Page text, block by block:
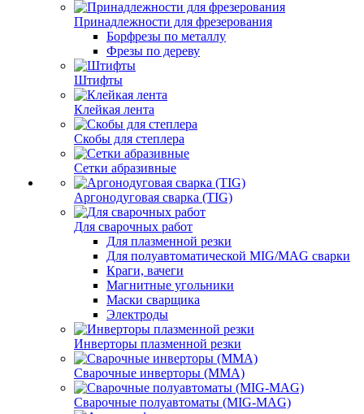
Принадлежности для фрезерования
Борфрезы по металлу
Фрезы по дереву
Штифты
Клейкая лента
Скобы для степлера
Сетки абразивные
Аргонодуговая сварка (TIG)
Для сварочных работ
Для плазменной резки
Для полуавтоматической MIG/MAG сварки
Краги, вачеги
Магнитные угольники
Маски сварщика
Электроды
Инверторы плазменной резки
Сварочные инверторы (MMA)
Сварочные полуавтоматы (MIG-MAG)